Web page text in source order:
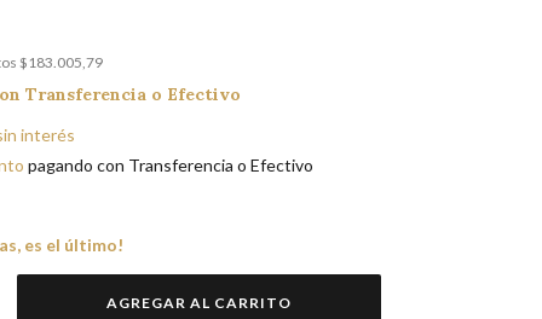
$183.005,79
Transferencia o Efectivo
interés
pagando con Transferencia o Efectivo
es el último!